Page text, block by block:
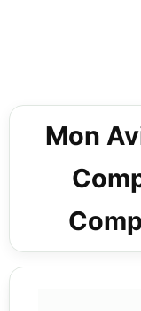
Mon